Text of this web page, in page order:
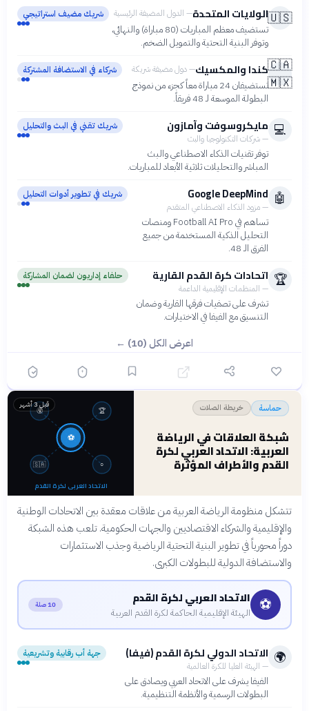
🇺🇸الولايات المتحدة— الدول المضيفة الرئيسية
تستضيف معظم المباريات (80 مباراة) والنهائي،
وتوفر البنية التحتية والتمويل الضخم.
شريك مضيف استراتيجي
🇨🇦
🇲🇽
كندا والمكسيك—دول مضيفة شريكة
تستضيفان 24 مباراة معاً كجزء من نموذج
البطولة الموسعة لـ 48 فريقاً.
شركاء في الاستضافة المشتركة
💻 مايكروسوفت وآمازون
—شركات التكنولوجيا والبث
توفر تقنيات الذكاء الاصطناعي والبث
المباشر والتحليلات ثلاثية الأبعاد للمباريات.
شريك تقني في البث والتحليل
🤖
Google DeepMind
—مزود الذكاء الاصطناعي المتقدم
تساهم في Football AI Pro ومنصات
التحليل الذكية المستخدمة من جميع
الفرق الـ 48.
شريك في تطوير أدوات التحليل
🏆 اتحادات كرة القدم القارية
— المنظمات الإقليمية الداعمة
تشرف على تصفيات فرقها القارية وضمان
التنسيق مع الفيفا في الاختيارات.
حلفاء إداريون لضمان المشاركة
اعرض الكل (10) ←
حماسة خريطة الصلات
شبكة العلاقات في الرياضة
العربية: الاتحاد العربي لكرة
القدم والأطراف المؤثرة
قبل 3 أشهر
🌍 🏆
🇸🇦 ○
⚽
الاتحاد العربي لكرة القدم
تتشكل منظومة الرياضة العربية من علاقات معقدة بين الاتحادات الوطنية
والإقليمية والشركاء الاقتصاديين والجهات الحكومية. تلعب هذه الشبكة
دوراً محورياً في تطوير البنية التحتية الرياضية وجذب الاستثمارات
والاستضافة الدولية للبطولات الكبرى.
⚽ الاتحاد العربي لكرة القدم
الهيئة الإقليمية الحاكمة لكرة القدم العربية
10 صلة
🌍 الاتحاد الدولي لكرة القدم (فيفا)
— الهيئة العليا للكرة العالمية
الفيفا يشرف على الاتحاد العربي ويصادق على
البطولات الرسمية والأنظمة التنظيمية.
جهة أب رقابية وتشريعية